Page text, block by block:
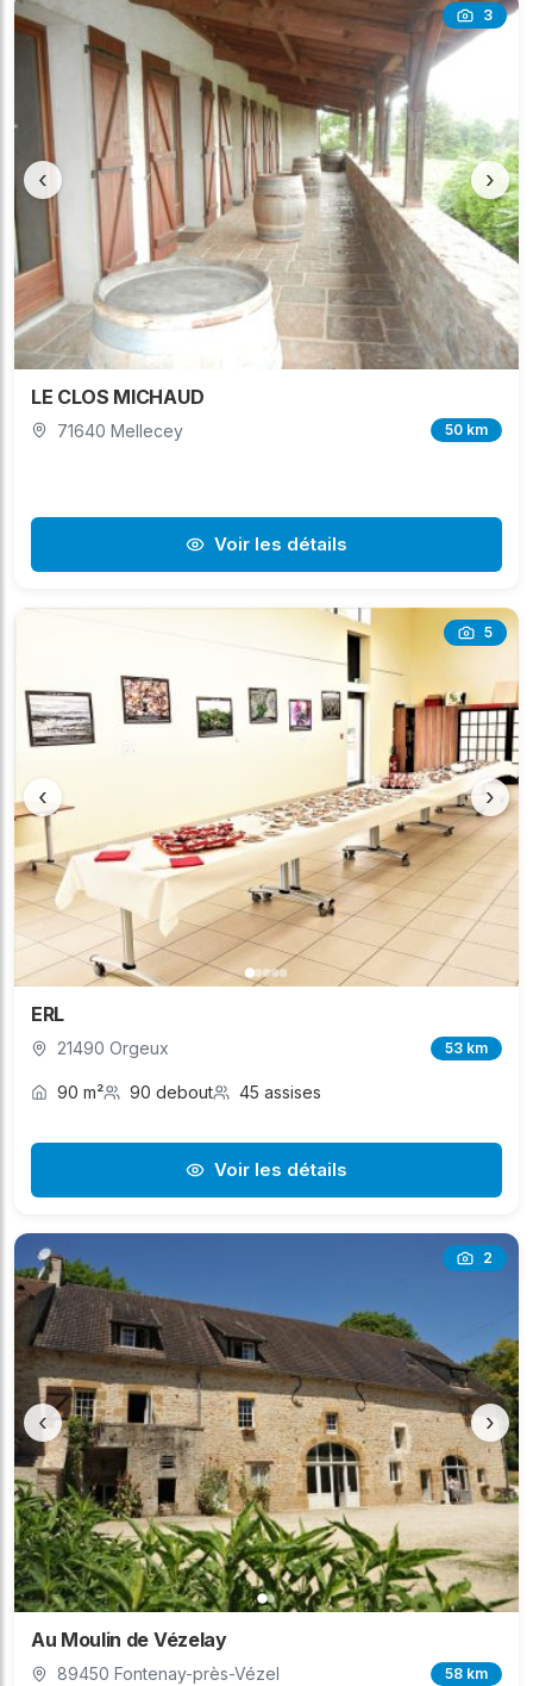
3
‹ ›
LE CLOS MICHAUD
71640 Mellecey 50 km
Voir les détails
5
‹ ›
ERL
21490 Orgeux 53 km
90 m² 90 debout 45 assises
Voir les détails
2
‹ ›
Au Moulin de Vézelay
89450 Fontenay-près-Vézel 58 km